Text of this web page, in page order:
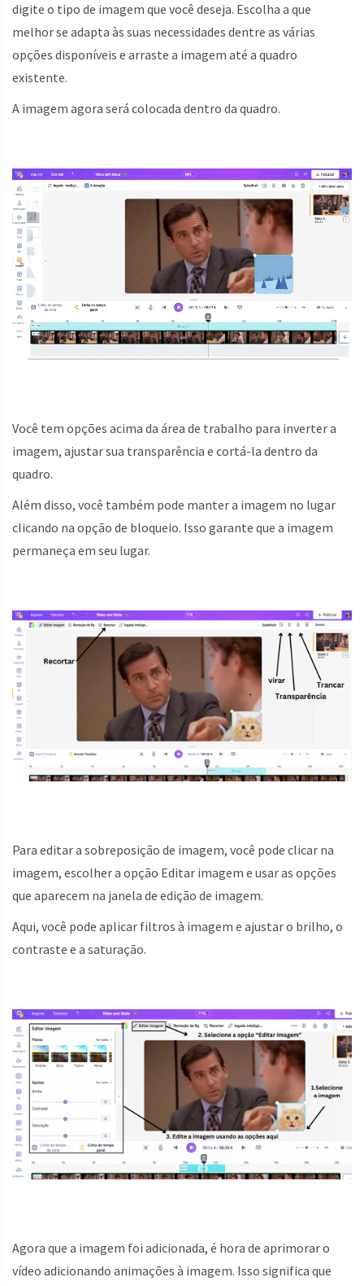
digite o tipo de imagem que você deseja. Escolha a que
melhor se adapta às suas necessidades dentre as várias
opções disponíveis e arraste a imagem até a quadro
existente.
A imagem agora será colocada dentro da quadro.
Você tem opções acima da área de trabalho para inverter a
imagem, ajustar sua transparência e cortá-la dentro da
quadro.
Além disso, você também pode manter a imagem no lugar
clicando na opção de bloqueio. Isso garante que a imagem
permaneça em seu lugar.
Para editar a sobreposição de imagem, você pode clicar na
imagem, escolher a opção Editar imagem e usar as opções
que aparecem na janela de edição de imagem.
Aqui, você pode aplicar filtros à imagem e ajustar o brilho, o
contraste e a saturação.
Agora que a imagem foi adicionada, é hora de aprimorar o
vídeo adicionando animações à imagem. Isso significa que